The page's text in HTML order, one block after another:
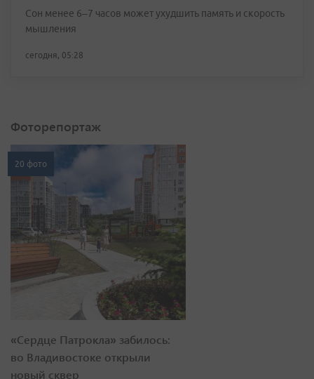
Сон менее 6–7 часов может ухудшить память и скорость
мышления
сегодня, 05:28
Фоторепортаж
20 фото
«Сердце Патрокла» забилось:
во Владивостоке открыли
новый сквер